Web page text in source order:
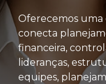
Oferecemos
conecta
financeira,
lideranças,
equipes,